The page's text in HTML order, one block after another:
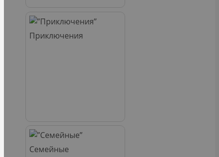
Приключения
Семейные